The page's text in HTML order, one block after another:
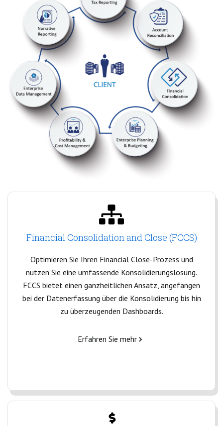
Financial Consolidation and Close (FCCS)
Optimieren Sie Ihren Financial Close-Prozess und
nutzen Sie eine umfassende Konsolidierungslösung.
FCCS bietet einen ganzheitlichen Ansatz, angefangen
bei der Datenerfassung über die Konsolidierung bis hin
zu überzeugenden Dashboards.
Erfahren Sie mehr